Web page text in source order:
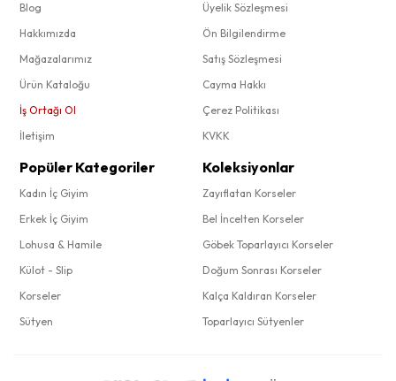
Blog
Hakkımızda
Mağazalarımız
Ürün Kataloğu
İş Ortağı Ol
İletişim
Üyelik Sözleşmesi
Ön Bilgilendirme
Satış Sözleşmesi
Cayma Hakkı
Çerez Politikası
KVKK
Popüler Kategoriler
Kadın İç Giyim
Erkek İç Giyim
Lohusa & Hamile
Külot - Slip
Korseler
Sütyen
Koleksiyonlar
Zayıflatan Korseler
Bel İncelten Korseler
Göbek Toparlayıcı Korseler
Doğum Sonrası Korseler
Kalça Kaldıran Korseler
Toparlayıcı Sütyenler